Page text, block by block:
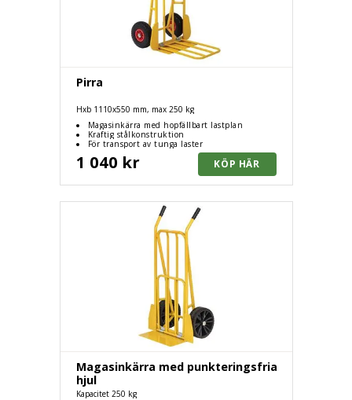
Pirra
Hxb 1110x550 mm, max 250 kg
Magasinkärra med hopfällbart lastplan
Kraftig stålkonstruktion
För transport av tunga laster
1 040 kr
Magasinkärra med punkteringsfria
hjul
Kapacitet 250 kg